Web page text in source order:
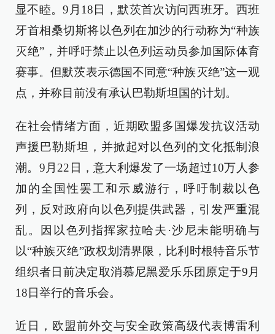
显不睦。9月18日，默茨首次访问西班牙。西班
牙首相桑切斯将以色列在加沙的行动称为“种族
灭绝”，并呼吁禁止以色列运动员参加国际体育
赛事。但默茨表示德国不同意“种族灭绝”这一观
点，并称目前没有承认巴勒斯坦国的计划。
在社会情绪方面，近期欧盟多国爆发抗议活动
声援巴勒斯坦，并掀起对以色列的文化抵制浪
潮。9月22日，意大利爆发了一场超过10万人参
加的全国性罢工和示威游行，呼吁制裁以色
列，反对政府向以色列提供武器，引发严重混
乱。因以色列指挥家拉哈夫·沙尼未能明确与
以“种族灭绝”政权划清界限，比利时根特音乐节
组织者日前决定取消慕尼黑爱乐乐团原定于9月
18日举行的音乐会。
近日，欧盟前外交与安全政策高级代表博雷利